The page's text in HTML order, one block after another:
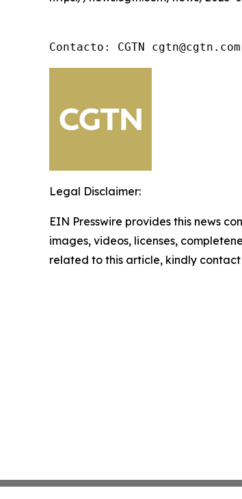
Contacto: CGTN cgtn@cgtn.com
Legal Disclaimer:
EIN Presswire provides this news
images, videos, licenses,
related to this article, kindly